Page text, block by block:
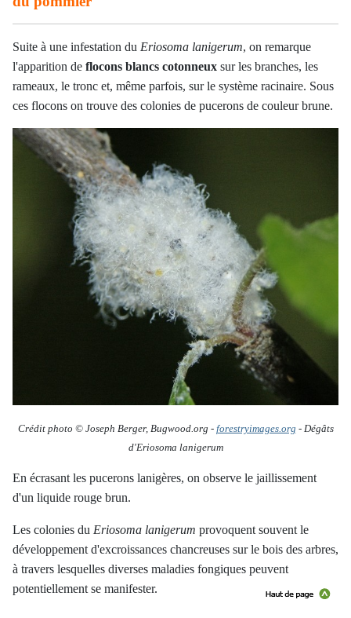
Suite à une infestation du Eriosoma lanigerum, on remarque
l'apparition de flocons blancs cotonneux sur les branches, les
rameaux, le tronc et, même parfois, sur le système racinaire. Sous
ces flocons on trouve des colonies de pucerons de couleur brune.
Crédit photo © Joseph Berger, Bugwood.org - forestryimages.org - Dégâts
d'Eriosoma lanigerum
En écrasant les pucerons lanigères, on observe le jaillissement
d'un liquide rouge brun.
Les colonies du Eriosoma lanigerum provoquent souvent le
développement d'excroissances chancreuses sur le bois des arbres,
à travers lesquelles diverses maladies fongiques peuvent
potentiellement se manifester.